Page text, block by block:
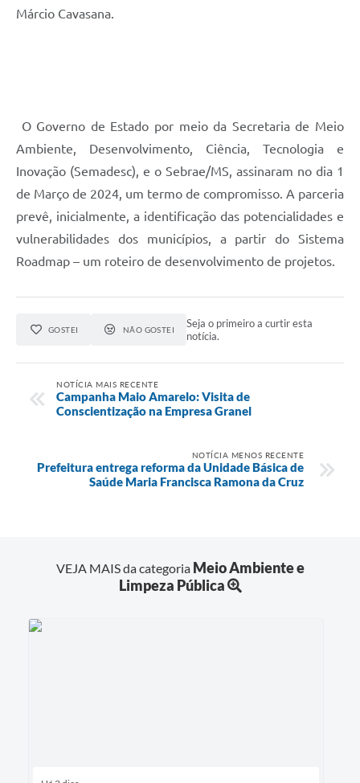
Márcio Cavasana.
O Governo de Estado por meio da Secretaria de Meio
Ambiente, Desenvolvimento, Ciência, Tecnologia e
Inovação (Semadesc), e o Sebrae/MS, assinaram no dia 1
de Março de 2024, um termo de compromisso. A parceria
prevê, inicialmente, a identificação das potencialidades e
vulnerabilidades dos municípios, a partir do Sistema
Roadmap – um roteiro de desenvolvimento de projetos.
GOSTEI NÃO GOSTEI
Seja o primeiro a curtir esta
notícia.
NOTÍCIA MAIS RECENTE
Campanha Maio Amarelo: Visita de
Conscientização na Empresa Granel
NOTÍCIA MENOS RECENTE
Prefeitura entrega reforma da Unidade Básica de
Saúde Maria Francisca Ramona da Cruz
VEJA MAIS da categoria Meio Ambiente e
Limpeza Pública